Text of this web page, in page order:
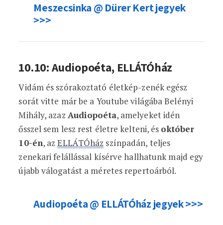
Meszecsinka @ Dürer Kert jegyek
>>>
10.10: Audiopoéta, ELLÁTÓház
Vidám és szórakoztató életkép-zenék egész
sorát vitte már be a Youtube világába Belényi
Mihály, azaz Audiopoéta, amelyeket idén
ősszel sem lesz rest életre kelteni, és október
10-én, azELLÁTÓház színpadán, teljes
zenekari felállással kísérve hallhatunk majd egy
újabb válogatást a méretes repertoárból.
Audiopoéta @ ELLÁTÓház jegyek >>>